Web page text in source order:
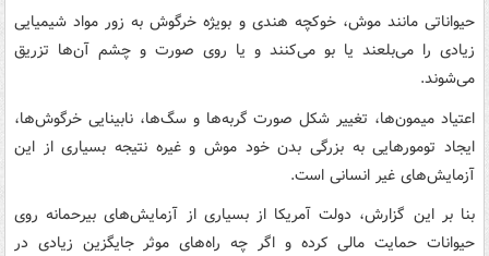
حیواناتی مانند موش، خوکچه هندی و بویژه خرگوش به زور مواد شیمیایی
زیادی را می‌بلعند یا بو می‌کنند و یا روی صورت و چشم آن‌ها تزریق
می‌شوند.
اعتیاد میمون‌ها، تغییر شکل صورت گربه‌ها و سگ‌ها، نابینایی خرگوش‌ها،
ایجاد تومورهایی به بزرگی بدن خود موش و غیره نتیجه بسیاری از این
آزمایش‌های غیر انسانی است.
بنا بر این گزارش، دولت آمریکا از بسیاری از آزمایش‌های بیرحمانه روی
حیوانات حمایت مالی کرده و اگر چه راه‌های موثر جایگزین زیادی در